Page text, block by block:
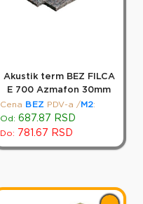
Akustik term BEZ FILCA
E 700 Azmafon 30mm
Cena
BEZ PDV-a / M2:
Od: 687.87 RSD
Do: 781.67 RSD